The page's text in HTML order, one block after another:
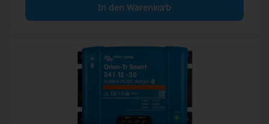
In den Warenkorb